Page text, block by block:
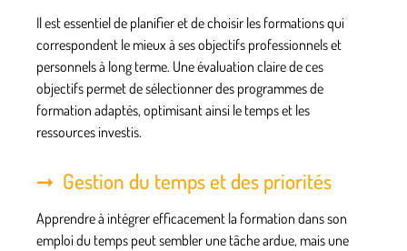
Il est essentiel de planifier et de choisir les formations qui
correspondent le mieux à ses objectifs professionnels et
personnels à long terme. Une évaluation claire de ces
objectifs permet de sélectionner des programmes de
formation adaptés, optimisant ainsi le temps et les
ressources investis.
Gestion du temps et des priorités
Apprendre à intégrer efficacement la formation dans son
emploi du temps peut sembler une tâche ardue, mais une